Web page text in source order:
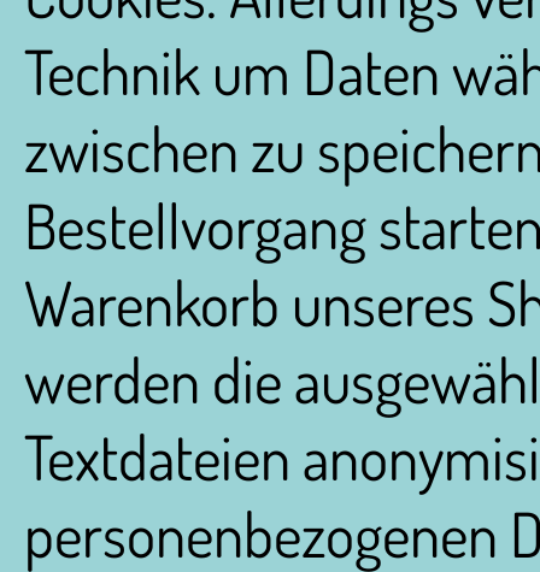
Technik um Daten
zwischen zu
Bestellvorgang
Warenkorb unseres
werden die
Textdateien
personenbezogenen